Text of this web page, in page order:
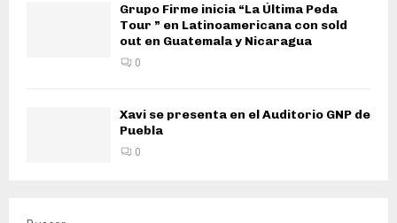
Grupo Firme inicia “La Última Peda
Tour ” en Latinoamericana con sold
out en Guatemala y Nicaragua
0
Xavi se presenta en el Auditorio GNP de
Puebla
0